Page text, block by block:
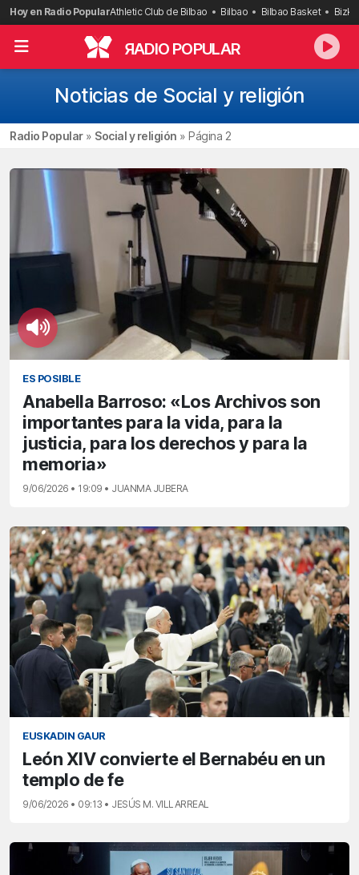
Saltar
al
contenido
Hoy en Radio PopularAthletic Club de Bilbao Bilbao Bilbao Basket
RADIO POPULAR
Noticias de Social y religión
Radio Popular» Social y religión » Página 2
ES POSIBLE
Anabella Barroso: «Los Archivos son
importantes para la vida, para la
justicia, para los derechos y para la
memoria»
9/06/2026 • 19:09 • JUANMA JUBERA
EUSKADIN GAUR
León XIV convierte el Bernabéu en un
templo de fe
9/06/2026 • 09:13 • JESÚS M. VILLARREAL